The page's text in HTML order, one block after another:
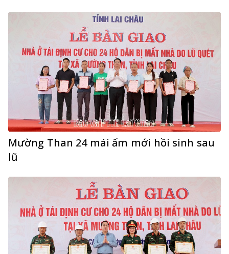
Mường Than 24 mái ấm mới hồi sinh sau
lũ